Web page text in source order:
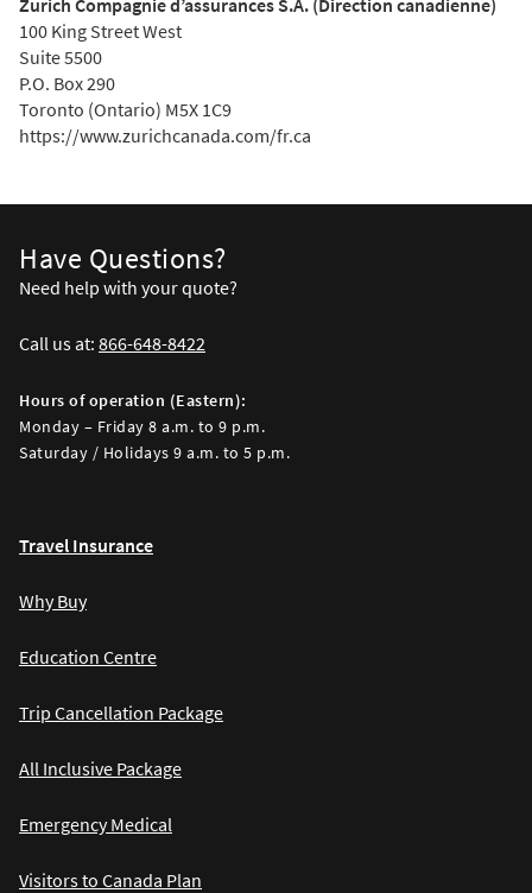
Zurich Compagnie d’assurances S.A. (Direction canadienne)
100 King Street West
Suite 5500
P.O. Box 290
Toronto (Ontario) M5X 1C9
https://www.zurichcanada.com/fr.ca
Have Questions?
Need help with your quote?
Call us at: 866-648-8422
Hours of operation (Eastern):
Monday – Friday 8 a.m. to 9 p.m.
Saturday / Holidays 9 a.m. to 5 p.m.
Travel Insurance
Why Buy
Education Centre
Trip Cancellation Package
All Inclusive Package
Emergency Medical
Visitors to Canada Plan